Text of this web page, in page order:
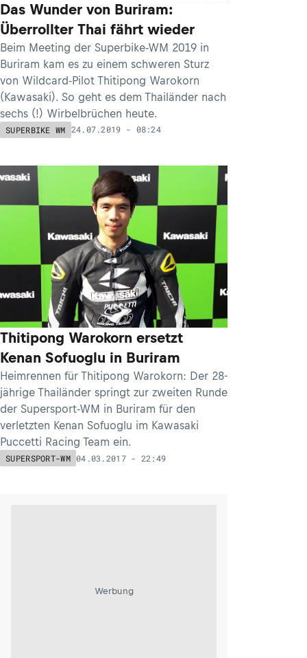
Das Wunder von Buriram:
Überrollter Thai fährt wieder
Beim Meeting der Superbike-WM 2019 in
Buriram kam es zu einem schweren Sturz
von Wildcard-Pilot Thitipong Warokorn
(Kawasaki). So geht es dem Thailänder nach
sechs (!) Wirbelbrüchen heute.
SUPERBIKE WM 24.07.2019 - 08:24
Thitipong Warokorn ersetzt
Kenan Sofuoglu in Buriram
Heimrennen für Thitipong Warokorn: Der 28-
jährige Thailänder springt zur zweiten Runde
der Supersport-WM in Buriram für den
verletzten Kenan Sofuoglu im Kawasaki
Puccetti Racing Team ein.
SUPERSPORT-WM 04.03.2017 - 22:49
Werbung